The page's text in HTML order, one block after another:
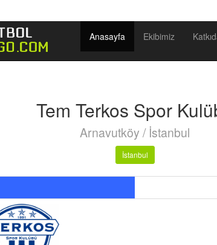
Anasayfa Ekibimiz
Tem Terkos Spor
Arnavutköy / İstanbul
İstanbul